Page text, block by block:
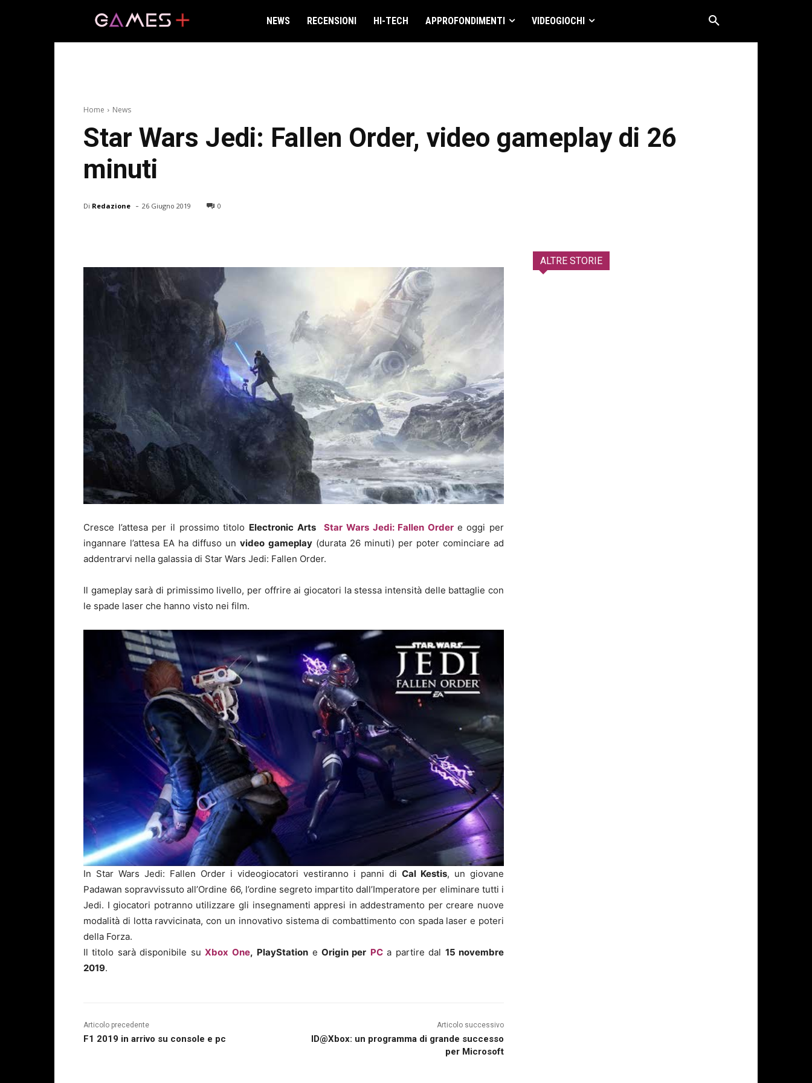
NEWS RECENSIONI HI-TECH APPROFONDIMENTI VIDEOGIOCHI
Home News
Star Wars Jedi: Fallen Order, video gameplay di 26
minuti
Di Redazione - 26 Giugno 2019 0
Cresce l’attesa per il prossimo titolo Electronic Arts Star Wars Jedi: Fallen Order e oggi per
ingannare l’attesa EA ha diffuso unvideo gameplay(durata 26 minuti) per poter cominciare ad
addentrarvi nella galassia di Star Wars Jedi: Fallen Order.
Il gameplay sarà di primissimo livello, per offrire ai giocatori la stessa intensità delle battaglie con
le spade laser che hanno visto nei film.
In Star Wars Jedi: Fallen Order i videogiocatori vestiranno i panni di Cal Kestis, un giovane
Padawan sopravvissuto all’Ordine 66, l’ordine segreto impartito dall’Imperatore per eliminare tutti i
Jedi. I giocatori potranno utilizzare gli insegnamenti appresi in addestramento per creare nuove
modalità di lotta ravvicinata, con un innovativo sistema di combattimento con spada laser e poteri
della Forza.
Il titolo sarà disponibile suXbox One, PlayStation e Origin per PCa partire dal 15 novembre
2019.
Articolo precedente
F1 2019 in arrivo su console e pc
Articolo successivo
ID@Xbox: un programma di grande successo
per Microsoft
ALTRE STORIE